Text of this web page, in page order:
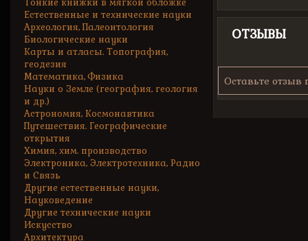
Тонкие книжки в мягкой обложке
Естественные и технические науки
Археология, Палеонтология
Биологические науки
Карты и атласы. Топография,
геодезия
Математика, Физика
Науки о Земле (география, геология
и др.)
Астрономия, Космонавтика
Путешествия. Географические
открытия
Химия, хим. производство
Электроника, Электротехника, Радио
и Связь
Другие естественные науки,
Науковедение
Другие технические науки
Искусство
Архитектура
ОТЗЫВЫ
Оставьте отзыв